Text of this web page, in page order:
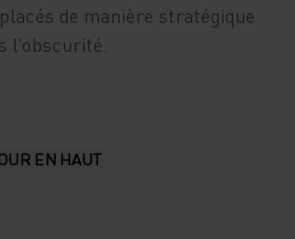
de manière stratégique
l’obscurité.
EN HAUT